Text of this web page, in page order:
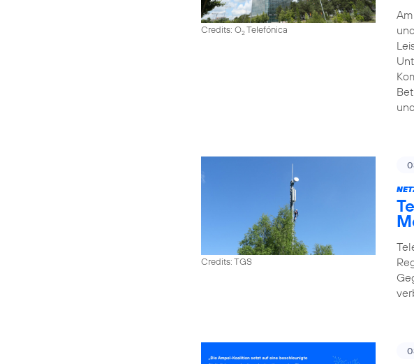
Credits: O2Telefónica
Credits: TGS